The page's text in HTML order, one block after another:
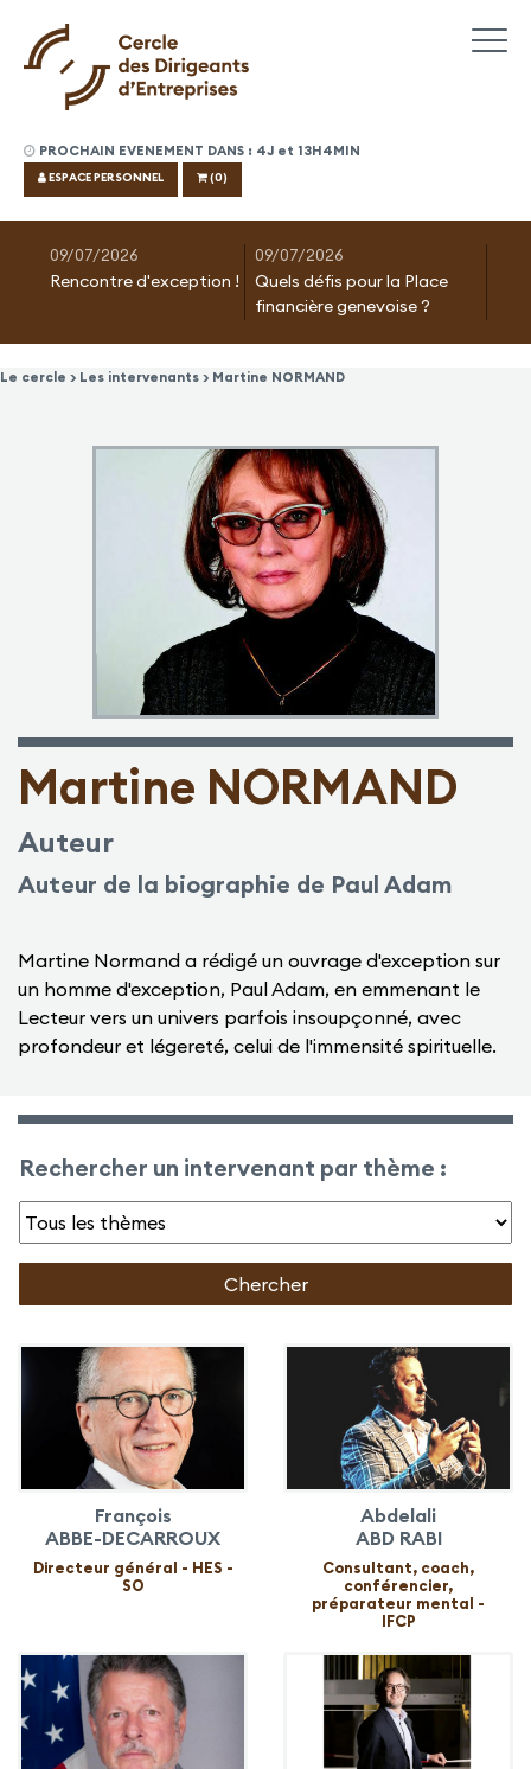
PROCHAIN EVENEMENT DANS : 4J et 13H4MIN
ESPACE PERSONNEL (0)
09/07/2026
Rencontre d'exception !
09/07/2026
Quels défis pour la Place
financière genevoise ?
Le cercle > Les intervenants > Martine NORMAND
Martine NORMAND
Auteur
Auteur de la biographie de Paul Adam
Martine Normand a rédigé un ouvrage d'exception sur
un homme d'exception, Paul Adam, en emmenant le
Lecteur vers un univers parfois insoupçonné, avec
profondeur et légereté, celui de l'immensité spirituelle.
Rechercher un intervenant par thème :
François
ABBE-DECARROUX
Directeur général - HES -
SO
Abdelali
ABD RABI
Consultant, coach,
conférencier,
préparateur mental -
IFCP